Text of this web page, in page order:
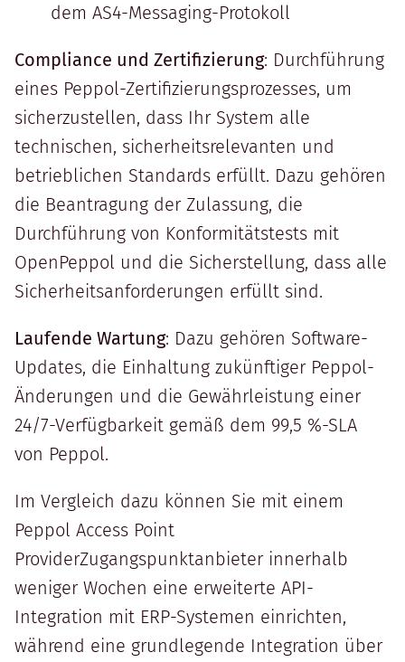
dem AS4-Messaging-Protokoll
Compliance und Zertifizierung: Durchführung
eines Peppol-Zertifizierungsprozesses, um
sicherzustellen, dass Ihr System alle
technischen, sicherheitsrelevanten und
betrieblichen Standards erfüllt. Dazu gehören
die Beantragung der Zulassung, die
Durchführung von Konformitätstests mit
OpenPeppol und die Sicherstellung, dass alle
Sicherheitsanforderungen erfüllt sind.
Laufende Wartung: Dazu gehören Software-
Updates, die Einhaltung zukünftiger Peppol-
Änderungen und die Gewährleistung einer
24/7-Verfügbarkeit gemäß dem 99,5 %-SLA
von Peppol.
Im Vergleich dazu können Sie mit einem
Peppol Access Point
ProviderZugangspunktanbieter innerhalb
weniger Wochen eine erweiterte API-
Integration mit ERP-Systemen einrichten,
während eine grundlegende Integration über